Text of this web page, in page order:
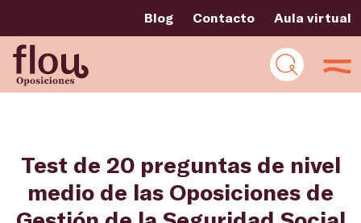
Blog Contacto Aula virtual
Test de 20 preguntas de nivel
medio de las Oposiciones de